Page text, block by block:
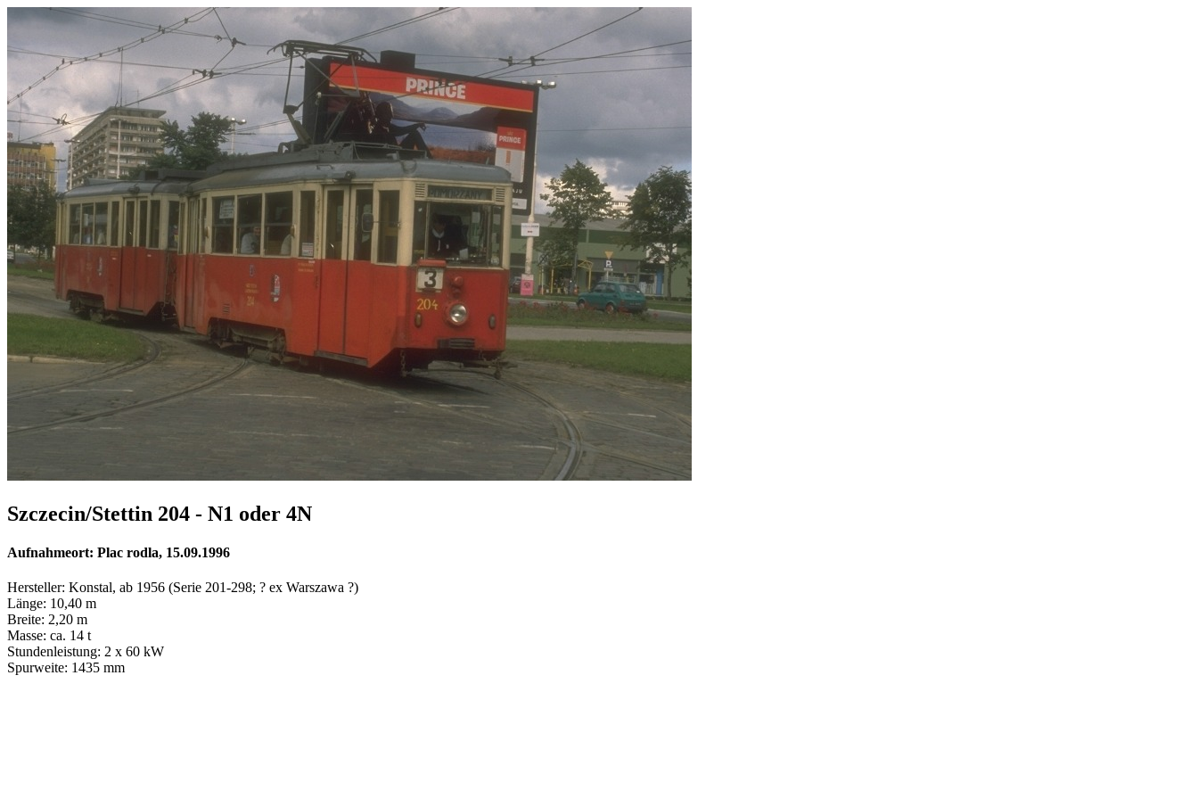
Szczecin/Stettin 204 - N1 oder 4N
Aufnahmeort: Plac rodla, 15.09.1996
Hersteller: Konstal, ab 1956 (Serie 201-298; ? ex Warszawa ?)
Länge: 10,40 m
Breite: 2,20 m
Masse: ca. 14 t
Stundenleistung: 2 x 60 kW
Spurweite: 1435 mm